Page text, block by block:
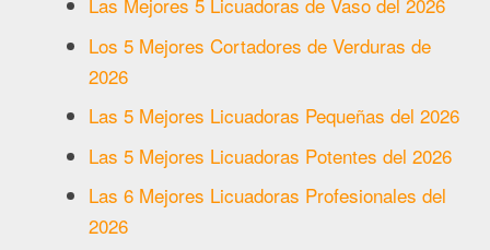
Los 5 Mejores Cortadores de Verduras de
2026
Las 5 Mejores Licuadoras Pequeñas del 2026
Las 5 Mejores Licuadoras Potentes del 2026
Las 6 Mejores Licuadoras Profesionales del
2026